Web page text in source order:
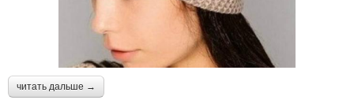
читать дальше →